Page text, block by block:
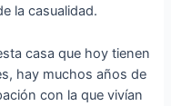
la casualidad.
casa que hoy tienen
hay muchos años de
con la que vivían